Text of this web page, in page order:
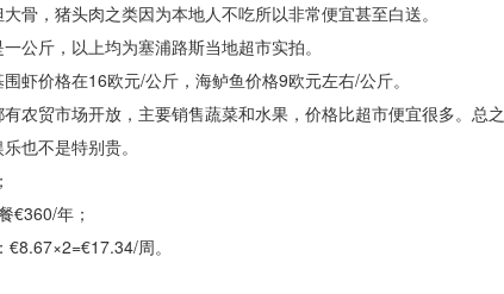
骨，猪头肉之类因为本地人不吃所以非常便宜甚至白送。
公斤，以上均为塞浦路斯当地超市实拍。
虾价格在16欧元/公斤，海鲈鱼价格9欧元左右/公斤。
农贸市场开放，主要销售蔬菜和水果，价格比超市便宜很多。总
也不是特别贵。
€360/年；
周。